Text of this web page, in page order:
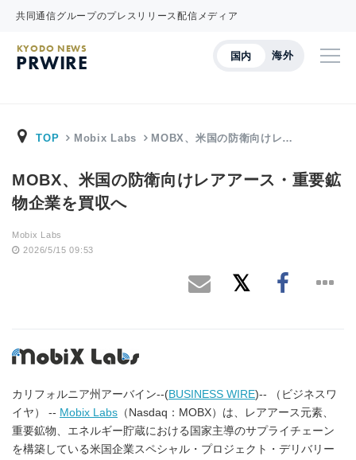
共同通信グループのプレスリリース配信メディア
国内 海外
KYODO NEWS
PRWIRE
TOP Mobix Labs MOBX、米国の防衛向けレ…
MOBX、米国の防衛向けレアアース・重要鉱
物企業を買収へ
Mobix Labs
2026/5/15 09:53
カリフォルニア州アーバイン--(BUSINESS WIRE)-- （ビジネスワ
イヤ） -- Mobix Labs （Nasdaq：MOBX）は、レアアース元素、
重要鉱物、エネルギー貯蔵における国家主導のサプライチェーン
を構築している米国企業スペシャル・プロジェクト・デリバリー